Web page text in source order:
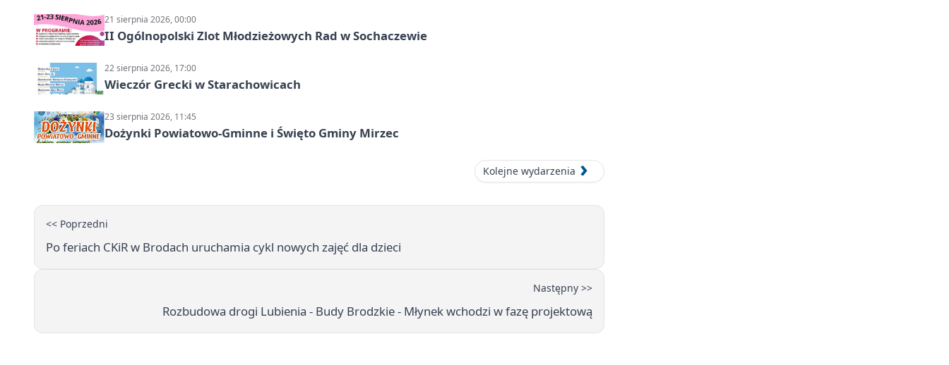
21 sierpnia 2026, 00:00
II Ogólnopolski Zlot Młodzieżowych Rad w Sochaczewie
22 sierpnia 2026, 17:00
Wieczór Grecki w Starachowicach
23 sierpnia 2026, 11:45
Dożynki Powiatowo-Gminne i Święto Gminy Mirzec
Kolejne wydarzenia
<< Poprzedni
Po feriach CKiR w Brodach uruchamia cykl nowych zajęć dla dzieci
Następny >>
Rozbudowa drogi Lubienia - Budy Brodzkie - Młynek wchodzi w fazę projektową